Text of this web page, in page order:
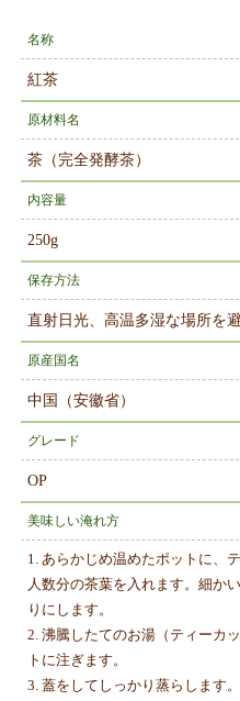
名称
紅茶
原材料名
茶（完全発酵茶）
内容量
250g
保存方法
直射日光、高温多湿な場所を
原産国名
中国（安徽省）
グレード
OP
美味しい淹れ方
1. あらかじめ温めたポットに、
人数分の茶葉を入れます。細か
りにします。
2. 沸騰したてのお湯（ティーカ
トに注ぎます。
3. 蓋をしてしっかり蒸らします